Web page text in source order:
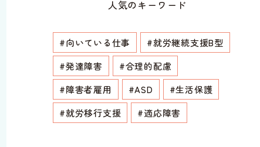
人気のキーワード
#向いている仕事
#就労継続支援B型
#発達障害
#合理的配慮
#障害者雇用
#ASD
#生活保護
#就労移行支援
#適応障害